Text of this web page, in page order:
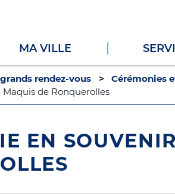
principal
MA VILLE
rendez-vous
Cérémonies
de Ronquerolles
EN